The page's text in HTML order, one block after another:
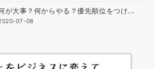
が大事？何からやる？優先順位をつけ...
07-08